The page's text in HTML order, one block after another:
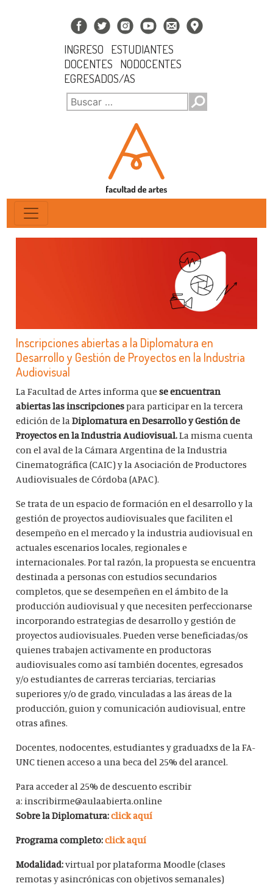
INGRESO
ESTUDIANTES
DOCENTES
NODOCENTES
EGRESADOS/AS
Inscripciones abiertas a la Diplomatura en
Desarrollo y Gestión de Proyectos en la Industria
Audiovisual
La Facultad de Artes informa quese encuentran
abiertas las inscripcionespara participar en la tercera
edición de laDiplomatura en Desarrollo y Gestión de
Proyectos en la Industria Audiovisual.La misma cuenta
con el aval de la Cámara Argentina de la Industria
Cinematográfica (CAIC) y la Asociación de Productores
Audiovisuales de Córdoba (APAC).
Se trata de un espacio de formación en el desarrollo y la
gestión de proyectos audiovisuales que faciliten el
desempeño en el mercado y la industria audiovisual en
actuales escenarios locales, regionales e
internacionales. Por tal razón, la propuesta se encuentra
destinada a personas con estudios secundarios
completos, que se desempeñen en el ámbito de la
producción audiovisual y que necesiten perfeccionarse
incorporando estrategias de desarrollo y gestión de
proyectos audiovisuales. Pueden verse beneficiadas/os
quienes trabajen activamente en productoras
audiovisuales como así también docentes, egresados
y/o estudiantes de carreras terciarias, terciarias
superiores y/o de grado, vinculadas a las áreas de la
producción, guion y comunicación audiovisual, entre
otras afines.
Docentes, nodocentes, estudiantes y graduadxs de la FA-
UNC tienen acceso a una beca del 25% del arancel.
Para acceder al 25% de descuento escribir
a: inscribirme@aulaabierta.online
Sobre la Diplomatura:click aquí
Programa completo:click aquí
Modalidad:virtual por plataforma Moodle (clases
remotas y asincrónicas con objetivos semanales)